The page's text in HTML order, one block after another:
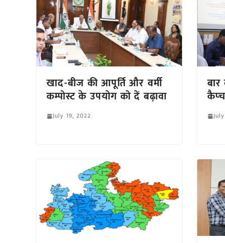
खाद-बीज की आपूर्ति और वर्मी
कम्पोस्ट के उपयोग को दें बढ़ावा
July 19, 2022